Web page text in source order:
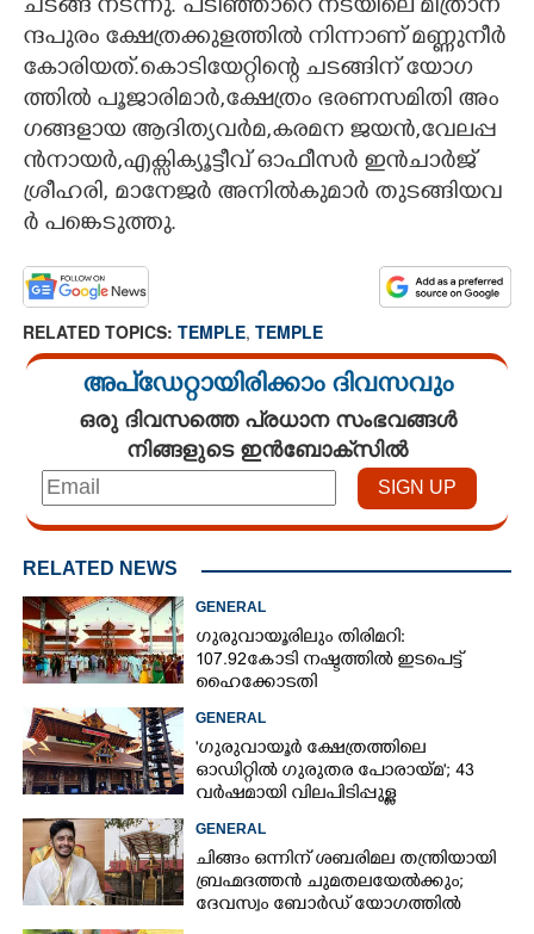
ച​ട​ങ്ങ് ​ന​ട​ന്നു.​ ​പ​ടി​ഞ്ഞാ​റെ​ ​ന​ട​യി​ലെ​ ​മി​ത്രാ​ന​
ന്ദ​പു​രം​ ​ക്ഷേ​ത്ര​ക്കു​ള​ത്തി​ൽ​ ​നി​ന്നാ​ണ് ​മ​ണ്ണു​നീ​ർ​ ​
കോ​രി​യ​ത്.​കൊ​ടി​യേ​റ്റി​ന്റെ​ ​ച​ട​ങ്ങി​ന് ​യോ​ഗ​
ത്തി​ൽ​ ​പൂ​ജാ​രി​മാ​ർ,​ക്ഷേ​ത്രം​ ​ഭ​ര​ണ​സ​മി​തി​ ​അം​
ഗ​ങ്ങ​ളാ​യ​ ​ആ​ദി​ത്യ​വ​ർ​മ,​ക​ര​മ​ന​ ​ജ​യ​ൻ,​വേ​ല​പ്പ​
ൻ​നാ​യ​ർ,​എ​ക്സി​ക്യൂ​ട്ടീ​വ് ​ഓ​ഫീ​സ​ർ​ ​ഇ​ൻ​ചാ​ർ​ജ് ​
ശ്രീ​ഹ​രി,​ മാ​നേ​ജ​ർ​ ​അ​നി​ൽ​കു​മാ​ർ​ ​തു​ട​ങ്ങി​യ​വ​
ർ​ ​പ​ങ്കെ​ടു​ത്തു.
RELATED TOPICS: TEMPLE, TEMPLE
അപ്ഡേറ്റായിരിക്കാം ദിവസവും
ഒരു ദിവസത്തെ പ്രധാന സംഭവങ്ങൾ
നിങ്ങളുടെ ഇൻബോക്സിൽ
RELATED NEWS
GENERAL
ഗുരുവായൂരിലും തിരിമറി:
107.92 കോടി നഷ്ടത്തിൽ ഇടപെട്ട്
ഹൈക്കോടതി
GENERAL
'ഗുരുവായൂർ ക്ഷേത്രത്തിലെ
ഓഡിറ്റിൽ ഗുരുതര പോരായ്മ'; 43
വർഷമായി വിലപിടിപ്പുള്ള
നടത്തിയിട്ടില്ലെന്ന് ഹൈക്കോടതി
GENERAL
ചിങ്ങം ഒന്നിന് ശബരിമല തന്ത്രിയായി
ബ്രഹ്മദത്തൻ ചുമതലയേൽക്കും;
ദേവസ്വം ബോർഡ് യോഗത്തിൽ